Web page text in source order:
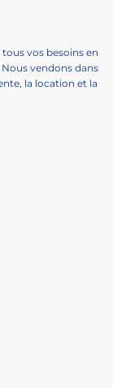
vos besoins en
vendons dans
la location et la